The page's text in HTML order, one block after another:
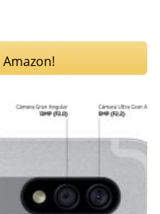
Amazon!